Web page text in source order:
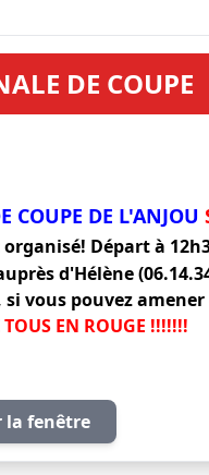
DE COUPE
COUPE DE L'ANJOU
Départ à
d'Hélène
vous pouvez
TOUS EN ROUGE !!!!!!!
la fenêtre